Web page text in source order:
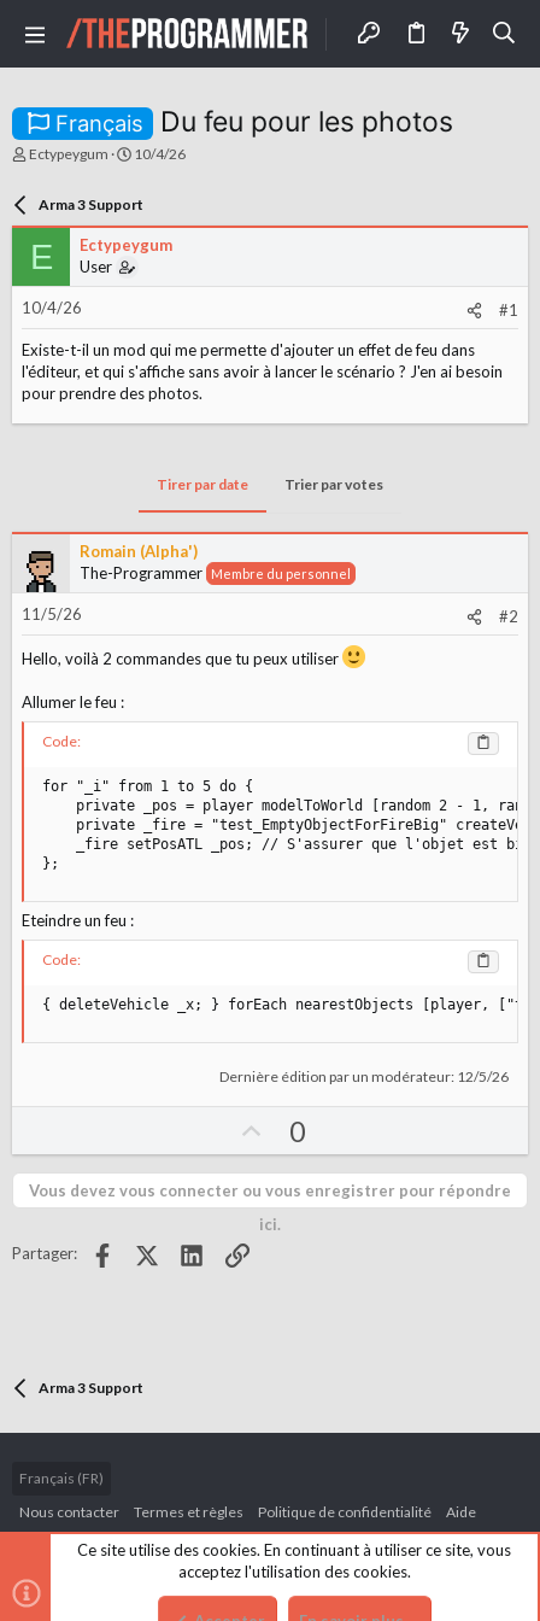
Français Du feu pour les photos
A
u
r
d
e
a
d
i
c
u
Ectypeygum
D
e
d
e
d
é
u
t
10/4/26
Arma 3 Support
E
Ectypeygum
User
10/4/26 #1
Existe-t-il un mod qui me permette d'ajouter un effet de feu dans
l'éditeur, et qui s'affiche sans avoir à lancer le scénario ? J'en ai besoin
pour prendre des photos.
Tirer par date Trier par votes
Romain (Alpha')
The-Programmer
Membre du personnel
11/5/26 #2
Hello, voilà 2 commandes que tu peux utiliser
Allumer le feu :
Code:
for "_i" from 1 to 5 do {
private _pos = player modelToWorld [random 2 - 1,
private _fire = "test_EmptyObjectForFireBig"
_fire setPosATL _pos; // S'assurer que l'objet est
};
Eteindre un feu :
Code:
{ deleteVehicle _x; } forEach nearestObjects [player,
Dernière édition par un modérateur: 12/5/26
p
v
o
t
0
Vous devez vous connecter ou vous enregistrer pour répondre
ici.
Partager:
FacebookX (Twitter)
LinkedInLien
Arma 3 Support
Français (FR)
Nous contacter
Termes et règles Politique de confidentialité
Aide
S
Ce site utilise des cookies. En continuant à utiliser ce site, vous
acceptez l'utilisation des cookies.